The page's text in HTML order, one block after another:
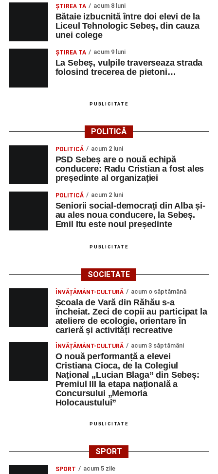
ŞTIREA TA acum 8 luni
Bătaie izbucnită între doi elevi de la
Liceul Tehnologic Sebeș, din cauza
unei colege
ŞTIREA TA acum 9 luni
La Sebeș, vulpile traverseaza strada
folosind trecerea de pietoni…
PUBLICITATE
POLITICĂ
POLITICĂ acum 2 luni
PSD Sebeș are o nouă echipă
conducere: Radu Cristian a fost ales
președinte al organizației
POLITICĂ acum 2 luni
Seniorii social-democrați din Alba și-
au ales noua conducere, la Sebeș.
Emil Itu este noul președinte
PUBLICITATE
SOCIETATE
ÎNVĂȚĂMÂNT-CULTURĂ acum o săptămână
Școala de Vară din Răhău s-a
încheiat. Zeci de copii au participat la
ateliere de ecologie, orientare în
carieră și activități recreative
ÎNVĂȚĂMÂNT-CULTURĂ acum 3 săptămâni
O nouă performanță a elevei
Cristiana Cioca, de la Colegiul
Național „Lucian Blaga” din Sebeș:
Premiul III la etapa națională a
Concursului „Memoria
Holocaustului”
PUBLICITATE
SPORT
SPORT acum 5 zile